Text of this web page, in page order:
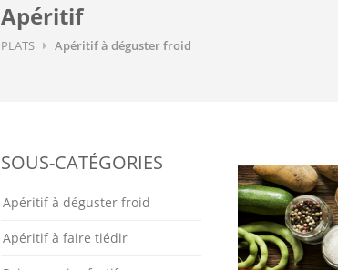
Apéritif
PLATS Apéritif à déguster froid
SOUS-CATÉGORIES
Apéritif à déguster froid
Apéritif à faire tiédir